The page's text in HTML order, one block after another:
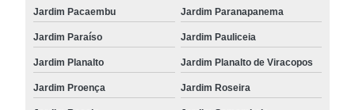
Jardim Pacaembu Jardim Paranapanema
Jardim Paraíso Jardim Pauliceia
Jardim Planalto Jardim Planalto de Viracopos
Jardim Proença Jardim Roseira